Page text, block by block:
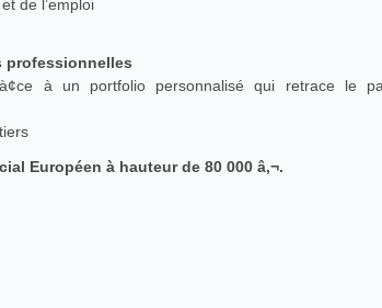
de l’emploi
professionnelles
à un portfolio personnalisé qui retrace le
Européen à hauteur de 80 000 â‚¬.